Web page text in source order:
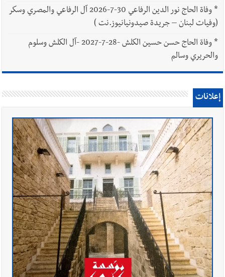
*
وفاة الحاج نور الدين الرفاعي 30-7-2026 آل الرفاعي والمصري وسكر
(وفيات لبنان – جريدة صيدونيانيوز.نت )
*
وفاة الحاج حسن حسين الكلش -28-7-2027 -آل الكلش وسلوم
والحريري وسالم
إعلانات